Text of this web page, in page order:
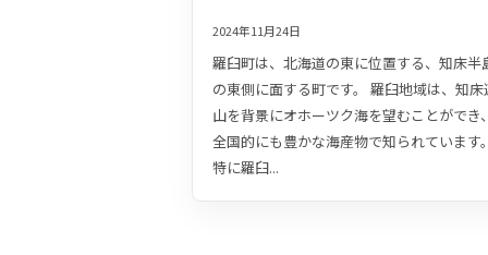
2024年11月24日
羅臼町は、北海道の東に位置する、知床半
の東側に面する町です。 羅臼地域は、知床
山を背景にオホーツク海を望むことができ、
全国的にも豊かな海産物で知られています。
特に羅臼...